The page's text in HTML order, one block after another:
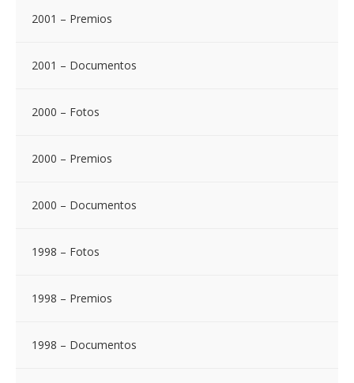
2001 – Premios
2001 – Documentos
2000 – Fotos
2000 – Premios
2000 – Documentos
1998 – Fotos
1998 – Premios
1998 – Documentos